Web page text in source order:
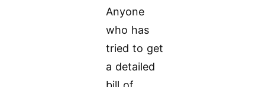
Anyone
who has
tried to get
a detailed